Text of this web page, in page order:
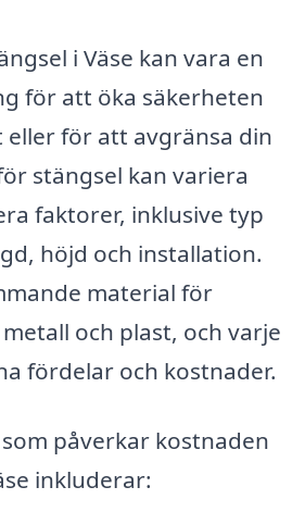
i Väse kan vara en
för att öka säkerheten
eller för att avgränsa din
stängsel kan variera
faktorer, inklusive typ
höjd och installation.
material för
och plast, och varje
fördelar och kostnader.
påverkar kostnaden
inkluderar: